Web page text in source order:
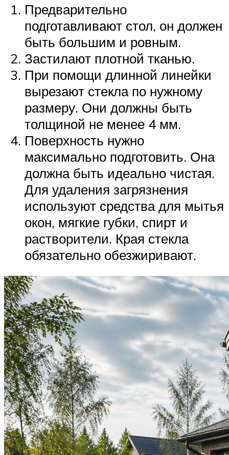
Предварительно
подготавливают стол, он должен
быть большим и ровным.
Застилают плотной тканью.
При помощи длинной линейки
вырезают стекла по нужному
размеру. Они должны быть
толщиной не менее 4 мм.
Поверхность нужно
максимально подготовить. Она
должна быть идеально чистая.
Для удаления загрязнения
используют средства для мытья
окон, мягкие губки, спирт и
растворители. Края стекла
обязательно обезжиривают.